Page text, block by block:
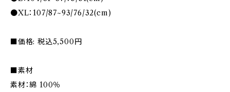
●XL：107/87~93/76/32(cm)
■価格: 税込5,500円
■素材
素材：綿 100％